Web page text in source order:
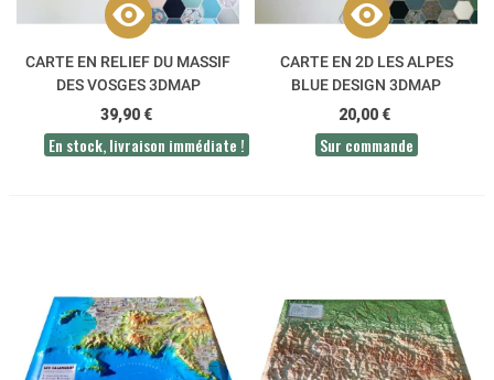
CARTE EN RELIEF DU MASSIF
DES VOSGES 3DMAP
39,90 €
En stock, livraison immédiate !
CARTE EN 2D LES ALPES
BLUE DESIGN 3DMAP
20,00 €
Sur commande